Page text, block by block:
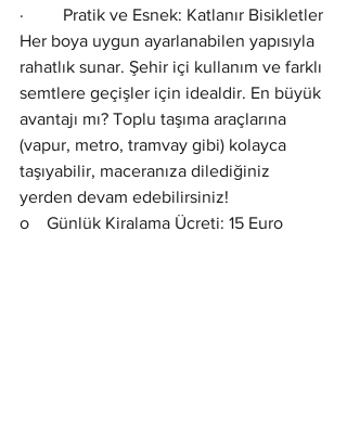
·         Pratik ve Esnek: Katlanır Bisikletler
Her boya uygun ayarlanabilen yapısıyla
rahatlık sunar. Şehir içi kullanım ve farklı
semtlere geçişler için idealdir. En büyük
avantajı mı? Toplu taşıma araçlarına
(vapur, metro, tramvay gibi) kolayca
taşıyabilir, maceranıza dilediğiniz
yerden devam edebilirsiniz!
o    Günlük Kiralama Ücreti: 15 Euro